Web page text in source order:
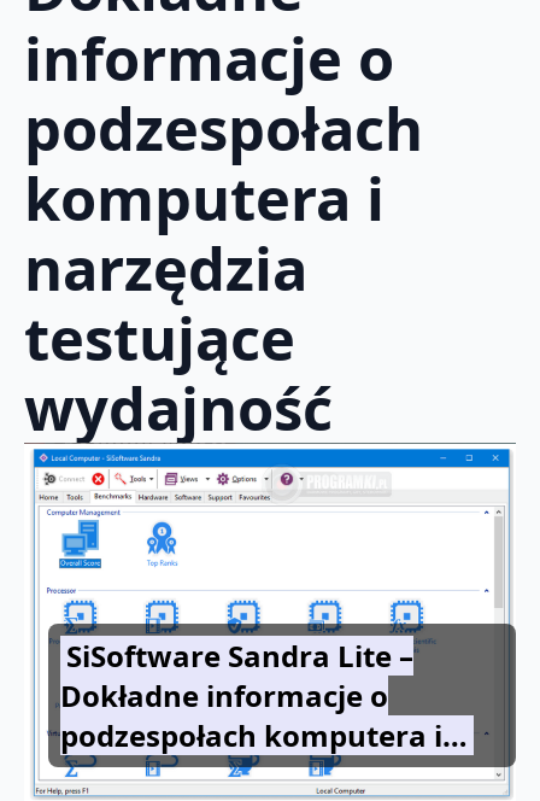
informacje o
podzespołach
komputera i
narzędzia
testujące
wydajność
SiSoftware Sandra Lite –
Dokładne informacje o
podzespołach komputera i…